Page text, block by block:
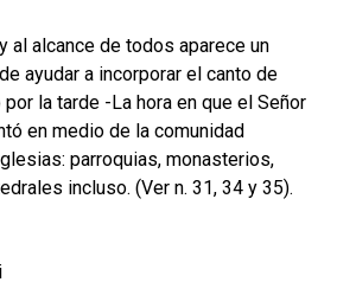
al alcance de todos aparece un
ayudar a incorporar el canto de
la tarde -La hora en que el Señor
en medio de la comunidad
parroquias, monasterios,
incluso. (Ver n. 31, 34 y 35).